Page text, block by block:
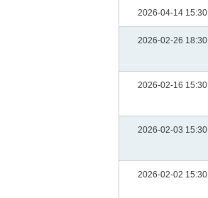
2026-04-14 15:30
2026-02-26 18:30
2026-02-16 15:30
2026-02-03 15:30
2026-02-02 15:30